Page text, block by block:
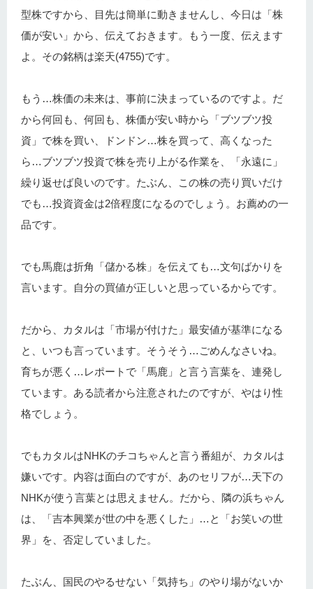
型株ですから、目先は簡単に動きませんし、今日は「株
価が安い」から、伝えておきます。もう一度、伝えます
よ。その銘柄は楽天(4755)です。
もう…株価の未来は、事前に決まっているのですよ。だ
から何回も、何回も、株価が安い時から「ブツブツ投
資」で株を買い、ドンドン…株を買って、高くなった
ら…ブツブツ投資で株を売り上がる作業を、「永遠に」
繰り返せば良いのです。たぶん、この株の売り買いだけ
でも…投資資金は2倍程度になるのでしょう。お薦めの一
品です。
でも馬鹿は折角「儲かる株」を伝えても…文句ばかりを
言います。自分の買値が正しいと思っているからです。
だから、カタルは「市場が付けた」最安値が基準になる
と、いつも言っています。そうそう…ごめんなさいね。
育ちが悪く…レポートで「馬鹿」と言う言葉を、連発し
ています。ある読者から注意されたのですが、やはり性
格でしょう。
でもカタルはNHKのチコちゃんと言う番組が、カタルは
嫌いです。内容は面白のですが、あのセリフが…天下の
NHKが使う言葉とは思えません。だから、隣の浜ちゃん
は、「吉本興業が世の中を悪くした」…と「お笑いの世
界」を、否定していました。
たぶん、国民のやるせない「気持ち」のやり場がないか